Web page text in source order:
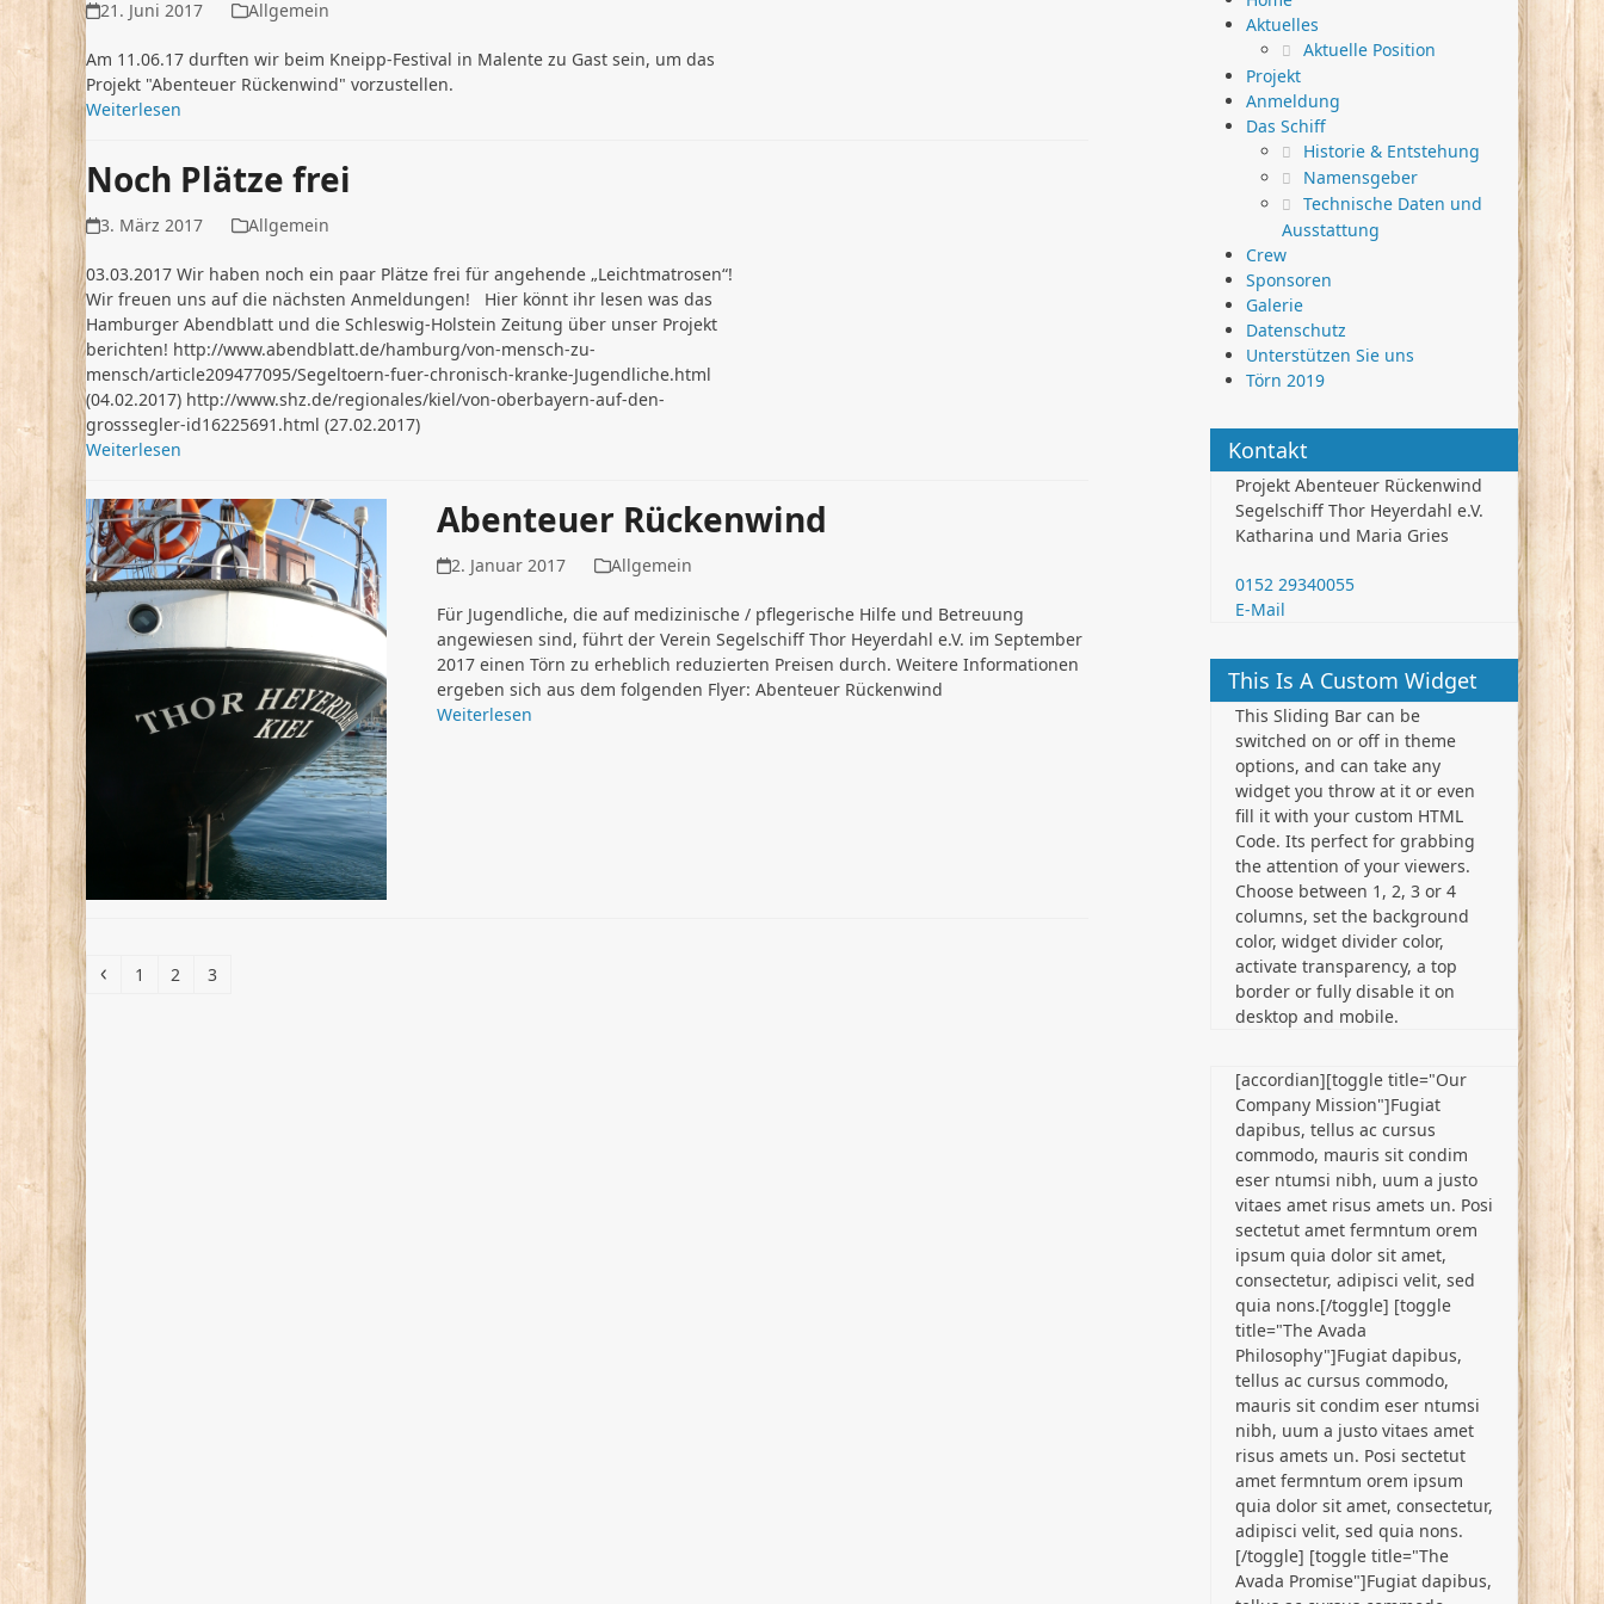
21. Juni 2017 Allgemein
Am 11.06.17 durften wir beim Kneipp-Festival in Malente zu Gast sein, um das
Projekt "Abenteuer Rückenwind" vorzustellen.
Weiterlesen
Noch Plätze frei
3. März 2017 Allgemein
03.03.2017 Wir haben noch ein paar Plätze frei für angehende „Leichtmatrosen“!
Wir freuen uns auf die nächsten Anmeldungen! Hier könnt ihr lesen was das
Hamburger Abendblatt und die Schleswig-Holstein Zeitung über unser Projekt
berichten! http://www.abendblatt.de/hamburg/von-mensch-zu-
mensch/article209477095/Segeltoern-fuer-chronisch-kranke-Jugendliche.html
(04.02.2017) http://www.shz.de/regionales/kiel/von-oberbayern-auf-den-
grosssegler-id16225691.html (27.02.2017)
Weiterlesen
Abenteuer Rückenwind
2. Januar 2017 Allgemein
Für Jugendliche, die auf medizinische / pflegerische Hilfe und Betreuung
angewiesen sind, führt der Verein Segelschiff Thor Heyerdahl e.V. im September
2017 einen Törn zu erheblich reduzierten Preisen durch. Weitere Informationen
ergeben sich aus dem folgenden Flyer: Abenteuer Rückenwind
Weiterlesen
Vorheriger
Seite
1 Seite
2 Seite
3
Aktuelles
Aktuelle Position
Projekt
Anmeldung
Das Schiff
Historie & Entstehung
Namensgeber
Technische Daten und
Ausstattung
Crew
Sponsoren
Galerie
Datenschutz
Unterstützen Sie uns
Törn 2019
Kontakt
Projekt Abenteuer Rückenwind
Segelschiff Thor Heyerdahl e.V.
Katharina und Maria Gries
0152 29340055
E-Mail
This Is A Custom Widget
This Sliding Bar can be
switched on or off in theme
options, and can take any
widget you throw at it or even
fill it with your custom HTML
Code. Its perfect for grabbing
the attention of your viewers.
Choose between 1, 2, 3 or 4
columns, set the background
color, widget divider color,
activate transparency, a top
border or fully disable it on
desktop and mobile.
[accordian][toggle title="Our
Company Mission"]Fugiat
dapibus, tellus ac cursus
commodo, mauris sit condim
eser ntumsi nibh, uum a justo
vitaes amet risus amets un. Posi
sectetut amet fermntum orem
ipsum quia dolor sit amet,
consectetur, adipisci velit, sed
quia nons.[/toggle] [toggle
title="The Avada
Philosophy"]Fugiat dapibus,
tellus ac cursus commodo,
mauris sit condim eser ntumsi
nibh, uum a justo vitaes amet
risus amets un. Posi sectetut
amet fermntum orem ipsum
quia dolor sit amet, consectetur,
adipisci velit, sed quia nons.
[/toggle] [toggle title="The
Avada Promise"]Fugiat dapibus,